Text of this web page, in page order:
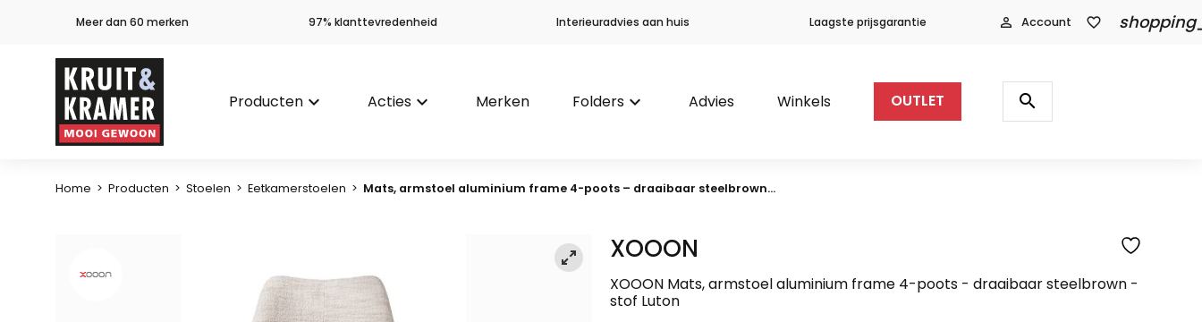
Meer dan 60 merken 97% klanttevredenheid Interieuradvies aan huis Laagste prijsgarantie person_outline Account favorite_border
Producten keyboard_arrow_down Acties keyboard_arrow_down Merken Folders keyboard_arrow_down Advies Winkels OUTLET
Producten
zoeken
search
Home > Producten > Stoelen > Eetkamerstoelen > Mats, armstoel aluminium frame 4-poots – draaibaar steelbrown...
XOOON
XOOON Mats, armstoel aluminium frame 4-poots - draaibaar steelbrown -
stof Luton